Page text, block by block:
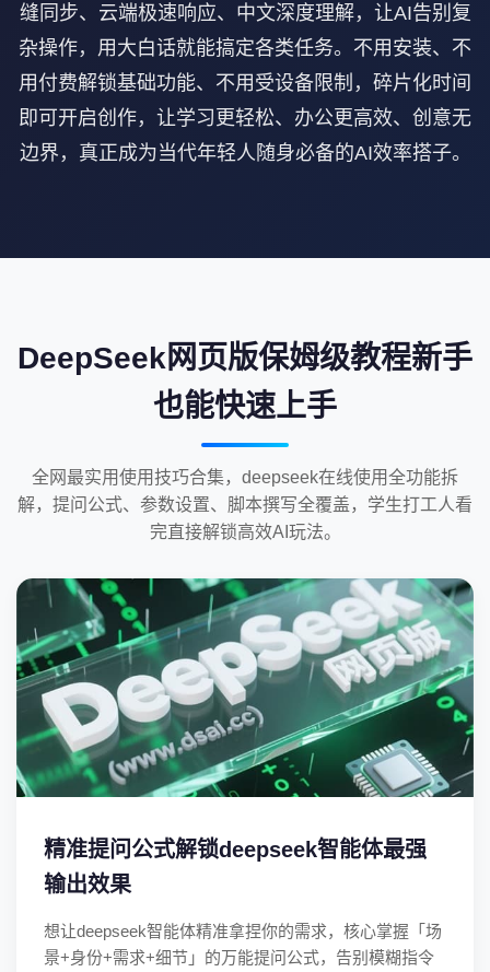
缝同步、云端极速响应、中文深度理解，让AI告别复
杂操作，用大白话就能搞定各类任务。不用安装、不
用付费解锁基础功能、不用受设备限制，碎片化时间
即可开启创作，让学习更轻松、办公更高效、创意无
边界，真正成为当代年轻人随身必备的AI效率搭子。
DeepSeek网页版保姆级教程新手
也能快速上手
全网最实用使用技巧合集，deepseek在线使用全功能拆
解，提问公式、参数设置、脚本撰写全覆盖，学生打工人看
完直接解锁高效AI玩法。
精准提问公式解锁deepseek智能体最强
输出效果
想让deepseek智能体精准拿捏你的需求，核心掌握「场
景+身份+需求+细节」的万能提问公式，告别模糊指令